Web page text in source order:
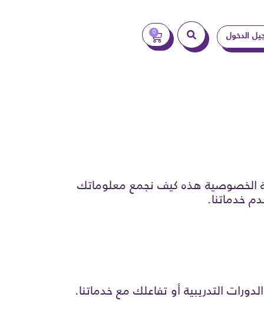
الدخول 0
هذه كيف نجمع معلوماتك
خدماتنا.
التدريبية أو تفاعلك مع خدماتنا.